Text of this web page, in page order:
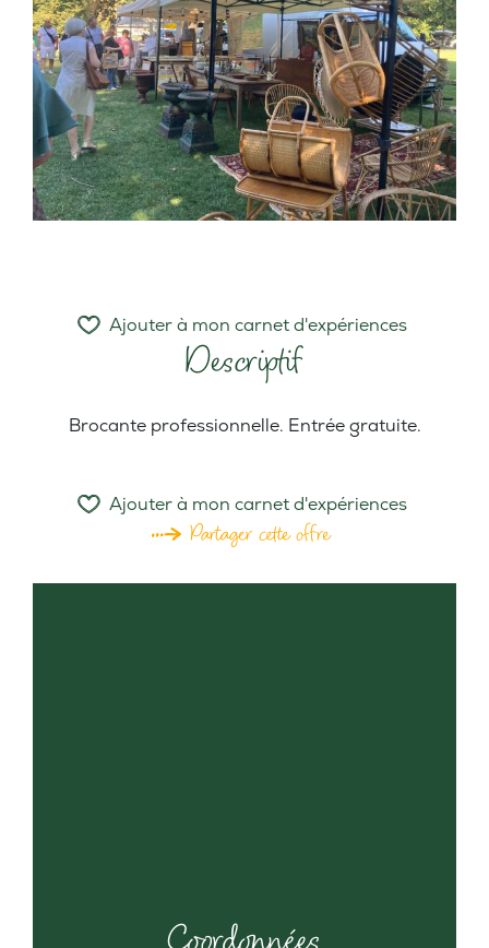
Descriptif
Ajouter à mon carnet d'expériences
Brocante professionnelle. Entrée gratuite.
Ajouter à mon carnet d'expériences
Partager cette offre